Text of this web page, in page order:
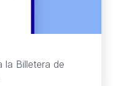
la Billetera de